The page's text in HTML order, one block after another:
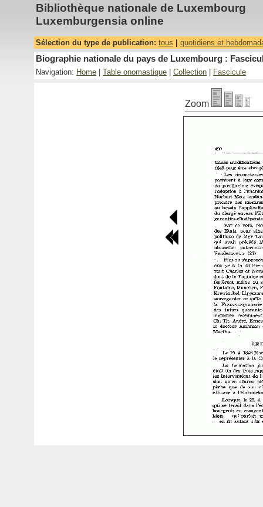
Bibliothèque nationale de Luxembourg
Luxemburgensia online
Sélection du type de publication: tous quotidiens et
Biographie nationale du pays de Luxembourg :
Navigation: Home Table onomastique Collection Fascicule
Zoom